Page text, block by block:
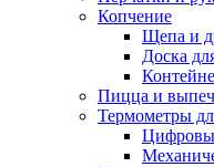
Копчение
Щепа и
Доска
Пицца и
Термометры